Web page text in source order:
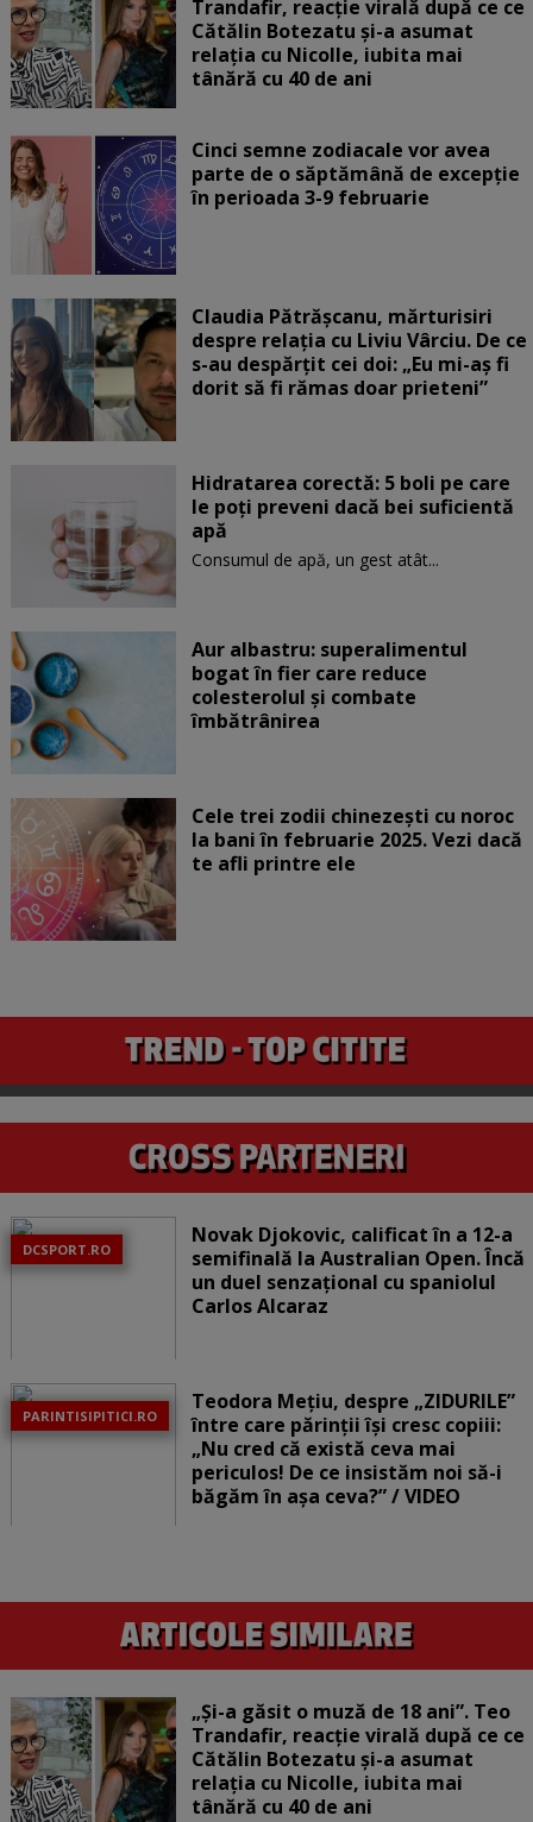
Trandafir, reacție virală după ce ce
Cătălin Botezatu și-a asumat
relația cu Nicolle, iubita mai
tânără cu 40 de ani
Cinci semne zodiacale vor avea
parte de o săptămână de excepție
în perioada 3-9 februarie
Claudia Pătrășcanu, mărturisiri
despre relația cu Liviu Vârciu. De ce
s-au despărțit cei doi: „Eu mi-aș fi
dorit să fi rămas doar prieteni”
Hidratarea corectă: 5 boli pe care
le poți preveni dacă bei suficientă
apă
Consumul de apă, un gest atât...
Aur albastru: superalimentul
bogat în fier care reduce
colesterolul și combate
îmbătrânirea
Cele trei zodii chinezești cu noroc
la bani în februarie 2025. Vezi dacă
te afli printre ele
DCSPORT.RO
Novak Djokovic, calificat în a 12-a
semifinală la Australian Open. Încă
un duel senzațional cu spaniolul
Carlos Alcaraz
PARINTISIPITICI.RO
Teodora Mețiu, despre „ZIDURILE”
între care părinții își cresc copiii:
„Nu cred că există ceva mai
periculos! De ce insistăm noi să-i
băgăm în așa ceva?” / VIDEO
„Și-a găsit o muză de 18 ani”. Teo
Trandafir, reacție virală după ce ce
Cătălin Botezatu și-a asumat
relația cu Nicolle, iubita mai
tânără cu 40 de ani